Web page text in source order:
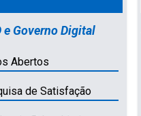
e Governo Digital
Abertos
de Satisfação